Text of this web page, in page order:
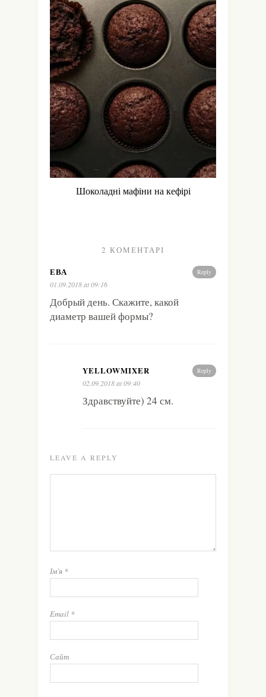
Шоколадні мафіни на кефірі
2 КОМЕНТАРІ
Reply
ЕВА
01.09.2018 at 09:16
Добрый день. Скажите, какой
диаметр вашей формы?
Reply
YELLOWMIXER
02.09.2018 at 09:40
Здравствуйте) 24 см.
LEAVE A REPLY
Ім'я *
Email *
Сайт